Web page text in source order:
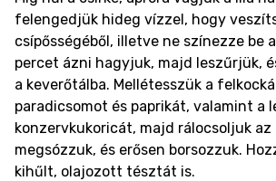
felengedjük hideg vízzel, hogy
csípősségéből, illetve ne színezze be
percet ázni hagyjuk, majd leszűrjük,
a keverőtálba. Mellétesszük a
paradicsomot és paprikát, valamint a
konzervkukoricát, majd rálocsoljuk
megsózzuk, és erősen borsozzuk.
kihűlt, olajozott tésztát is.